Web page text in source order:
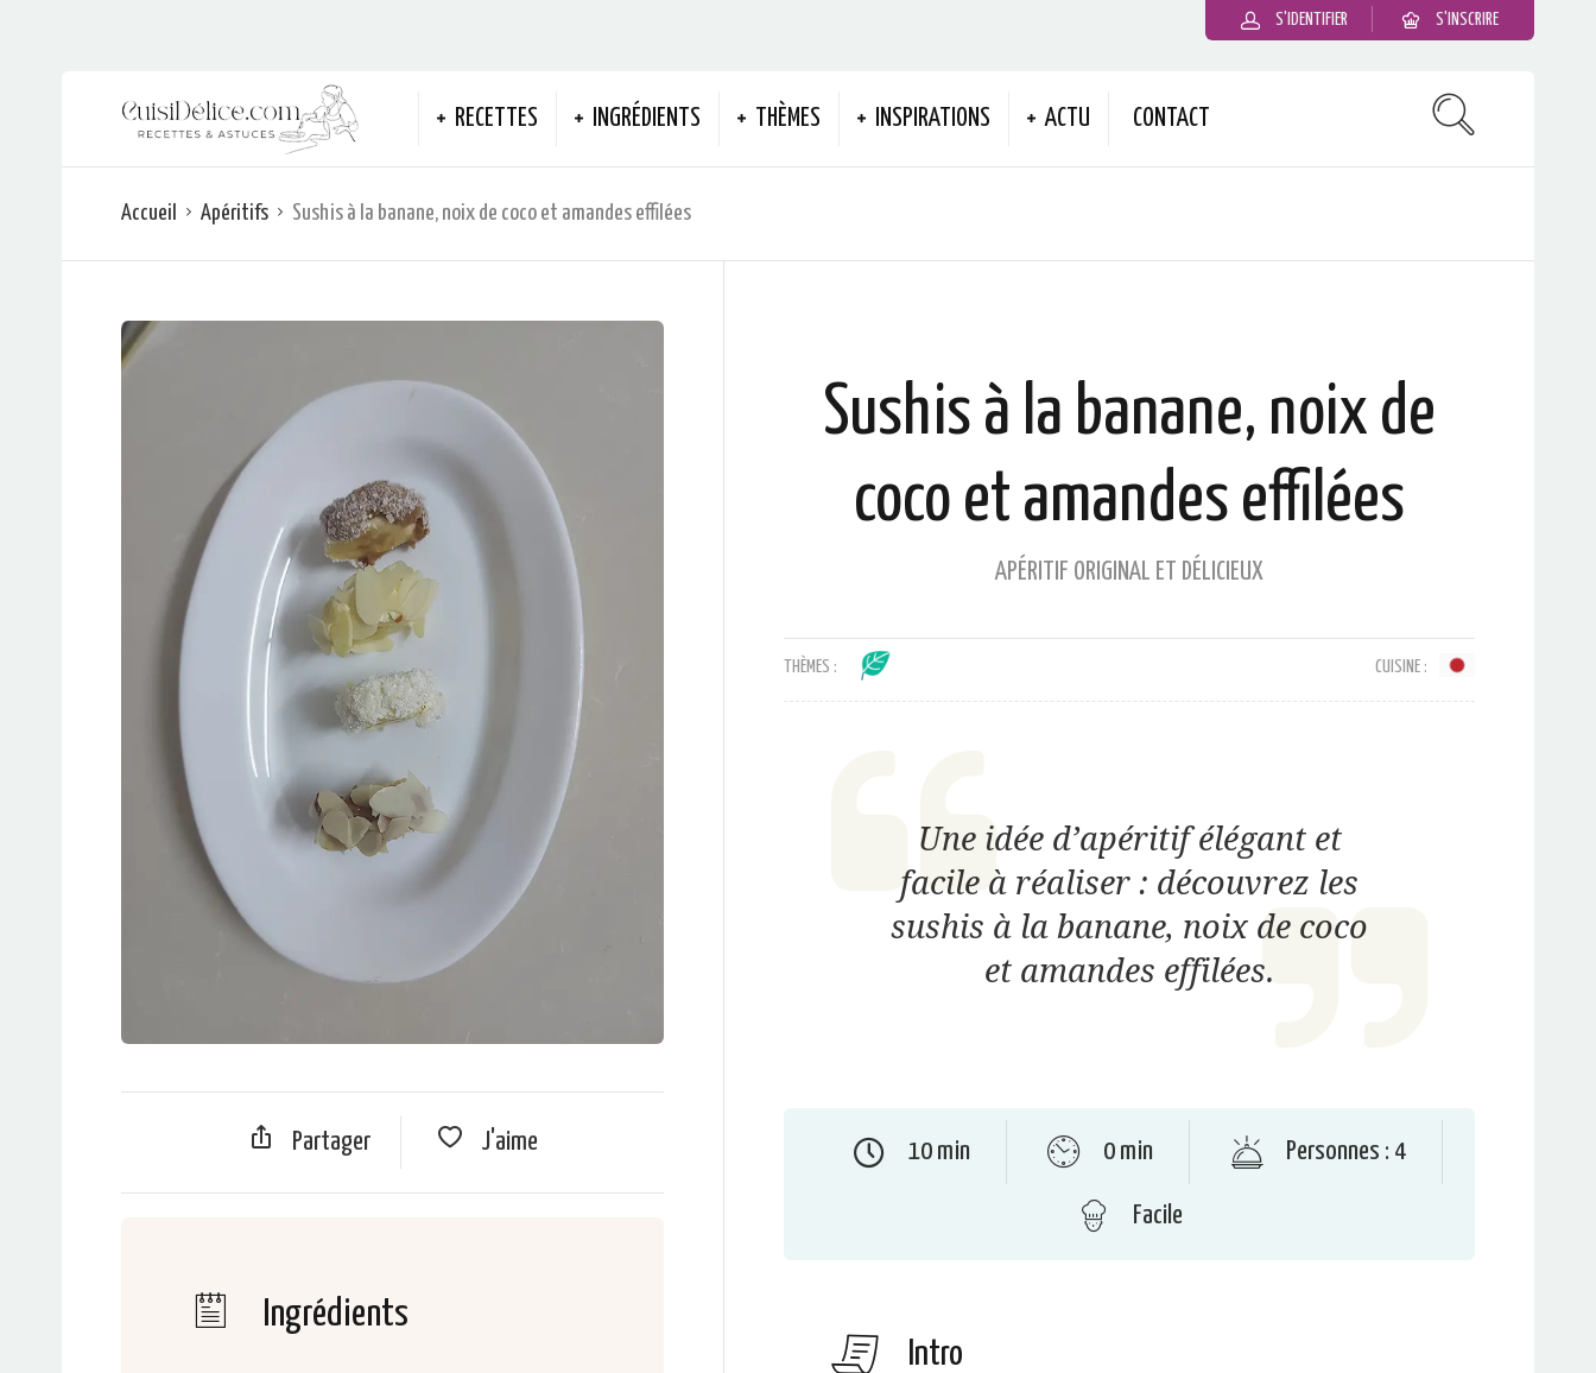
S'IDENTIFIER S'INSCRIRE
RECETTES INGRÉDIENTS THÈMES INSPIRATIONS ACTU CONTACT
Accueil Apéritifs Sushis à la banane, noix de coco et amandes effilées
Partager J'aime
Ingrédients
Sushis à la banane, noix de
coco et amandes effilées
APÉRITIF ORIGINAL ET DÉLICIEUX
THÈMES : CUISINE :
Une idée d’apéritif élégant et
facile à réaliser : découvrez les
sushis à la banane, noix de coco
et amandes effilées.
10 min 0 min Personnes : 4
Facile
Intro